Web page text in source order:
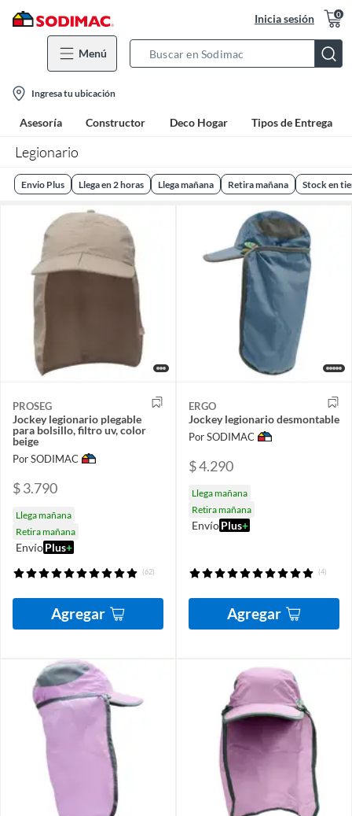
Inicia sesión 0
Menú
Bar
location-
icon
Ingresa tu ubicación
Asesoría Constructor Deco Hogar Tipos de Entrega
Legionario
Envio Plus Llega en 2 horas Llega mañana Retira mañana Stock en
PROSEG
Jockey legionario plegable
para bolsillo, filtro uv, color
beige
Por SODIMAC
$ 3.790
Llega mañana
Retira mañana
EnvíoPlus+
(62)
Agregar
ERGO
Jockey legionario desmontable
Por SODIMAC
$ 4.290
Llega mañana
Retira mañana
EnvíoPlus+
(4)
Agregar